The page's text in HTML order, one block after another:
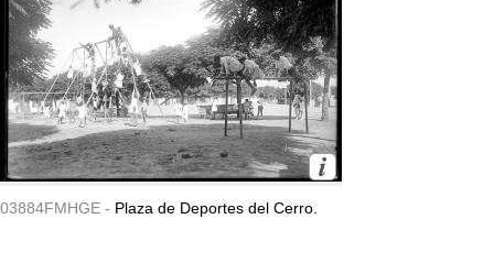
03884FMHGE - Plaza de Deportes del Cerro.